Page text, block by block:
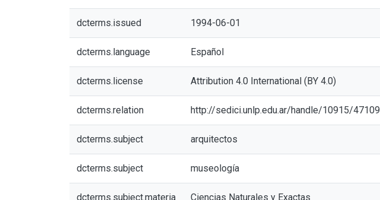
dcterms.issued 1994-06-01
dcterms.language Español
dcterms.license Attribution 4.0 International (BY 4.0)
dcterms.relation http://sedici.unlp.edu.ar/handle/10915/47109
dcterms.subject arquitectos
dcterms.subject museología
dcterms.subject.materia Ciencias Naturales y Exactas